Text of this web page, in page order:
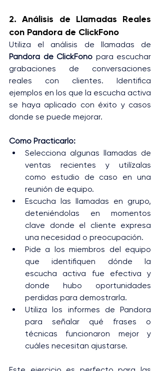
2. Análisis de Llamadas Reales
con Pandora de ClickFono
Pandora de ClickFono para escuchar
grabaciones de conversaciones
reales con clientes. Identifica
ejemplos en los que la escucha activa
se haya aplicado con éxito y casos
donde se puede mejorar.
Cómo Practicarlo:
Selecciona algunas llamadas de
ventas recientes y utilízalas
como estudio de caso en una
reunión de equipo.
Escucha las llamadas en grupo,
deteniéndolas en momentos
clave donde el cliente expresa
una necesidad o preocupación.
Pide a los miembros del equipo
que identifiquen dónde la
escucha activa fue efectiva y
donde hubo oportunidades
perdidas para demostrarla.
Utiliza los informes de Pandora
para señalar qué frases o
técnicas funcionaron mejor y
cuáles necesitan ajustarse.